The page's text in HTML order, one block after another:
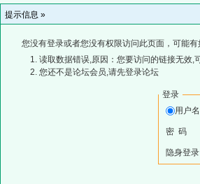
提示信息 »
您没有登录或者您没有权限访问此页面，可能
读取数据错误,原因：您要访问的链接无效,
您还不是论坛会员,请先登录论坛
登录
用户
密 码
隐身登录